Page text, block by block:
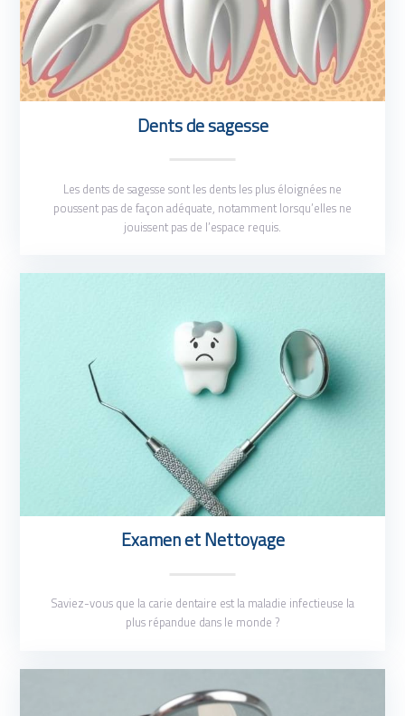
Dents de sagesse
Les dents de sagesse sont les dents les plus éloignées ne
poussent pas de façon adéquate, notamment lorsqu’elles ne
jouissent pas de l’espace requis.
Examen et Nettoyage
Saviez-vous que la carie dentaire est la maladie infectieuse la
plus répandue dans le monde ?